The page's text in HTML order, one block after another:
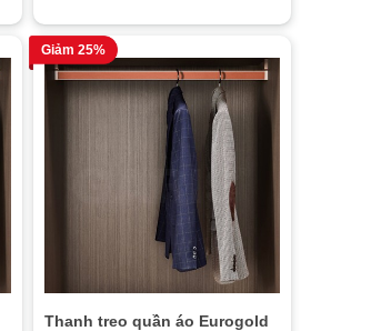
Giảm 25%
Thanh treo quần áo Eurogold